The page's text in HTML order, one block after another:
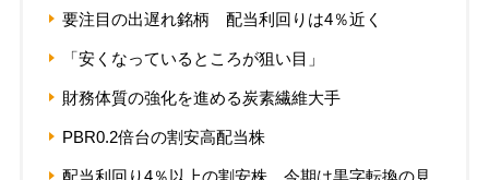
要注目の出遅れ銘柄 配当利回りは4％近く
「安くなっているところが狙い目」
財務体質の強化を進める炭素繊維大手
PBR0.2倍台の割安高配当株
配当利回り4％以上の割安株 今期は黒字転換の見